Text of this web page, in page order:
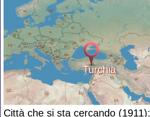
Turchia
Città che si sta cercando (1911):